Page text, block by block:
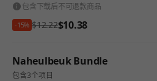
包含下载后不可退款商品
-15% $12.22$10.38
Naheulbeuk Bundle
包含3个项目